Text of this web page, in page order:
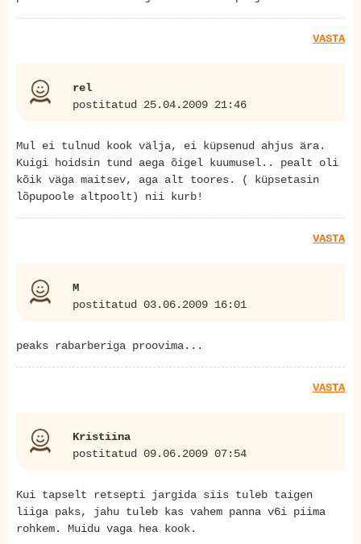
VASTA
rel
postitatud 25.04.2009 21:46
Mul ei tulnud kook välja, ei küpsenud ahjus ära.
Kuigi hoidsin tund aega õigel kuumusel.. pealt oli
kõik väga maitsev, aga alt toores. ( küpsetasin
lõpupoole altpoolt) nii kurb!
VASTA
M
postitatud 03.06.2009 16:01
peaks rabarberiga proovima...
VASTA
Kristiina
postitatud 09.06.2009 07:54
Kui tapselt retsepti jargida siis tuleb taigen
liiga paks, jahu tuleb kas vahem panna v6i piima
rohkem. Muidu vaga hea kook.